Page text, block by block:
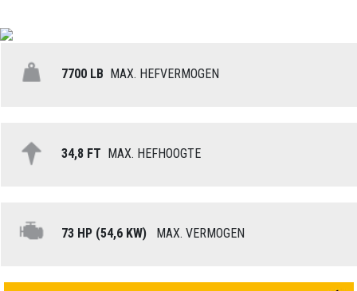
7700 LB MAX. HEFVERMOGEN
34,8 FT MAX. HEFHOOGTE
73 HP (54,6 KW) MAX. VERMOGEN